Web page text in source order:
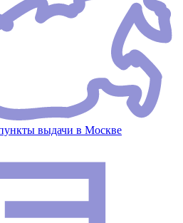
выдачи в Москве